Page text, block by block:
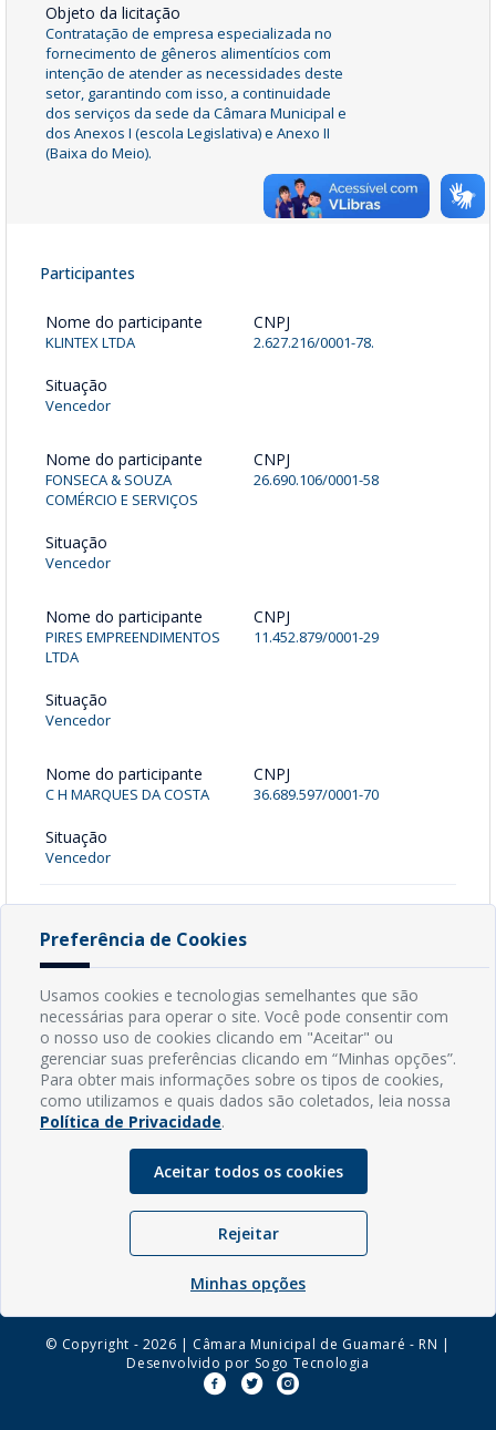
Objeto da licitação
Contratação de empresa especializada no
fornecimento de gêneros alimentícios com
intenção de atender as necessidades deste
setor, garantindo com isso, a continuidade
dos serviços da sede da Câmara Municipal e
dos Anexos I (escola Legislativa) e Anexo II
(Baixa do Meio).
Participantes
Nome do participante
KLINTEX LTDA
CNPJ
2.627.216/0001-78.
Situação
Vencedor
Nome do participante
FONSECA & SOUZA
COMÉRCIO E SERVIÇOS
CNPJ
26.690.106/0001-58
Situação
Vencedor
Nome do participante
PIRES EMPREENDIMENTOS
LTDA
CNPJ
11.452.879/0001-29
Situação
Vencedor
Nome do participante
C H MARQUES DA COSTA
CNPJ
36.689.597/0001-70
Situação
Vencedor
Todos os documentos
Homologação - Termo de Homologação
Baixar Arquivo
INFORMAÇÕES
Endereço: Rua Capitão Vicente de Brito, S/N - Centro
CEP: 59598-000 - Guamaré - RN
Contato: (84) 3525-2032
E-mail: diretoria@guamare.rn.leg.br
Horário: Segunda a sexta-feira, das 8h às 12h
© Copyright - 2026 | Câmara Municipal de Guamaré - RN |
Desenvolvido por Sogo Tecnologia
Preferência de Cookies
Usamos cookies e tecnologias semelhantes que são
necessárias para operar o site. Você pode consentir com
o nosso uso de cookies clicando em "Aceitar" ou
gerenciar suas preferências clicando em “Minhas opções”.
Para obter mais informações sobre os tipos de cookies,
como utilizamos e quais dados são coletados, leia nossa
Política de Privacidade.
Aceitar todos os cookies
Rejeitar
Minhas opções